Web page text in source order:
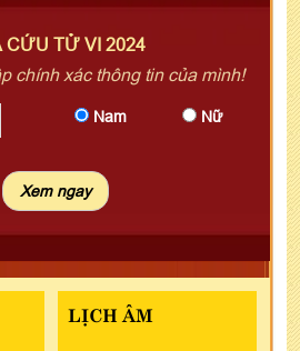
CỨU TỬ VI 2024
chính xác thông tin của mình!
Nam Nữ
LỊCH ÂM